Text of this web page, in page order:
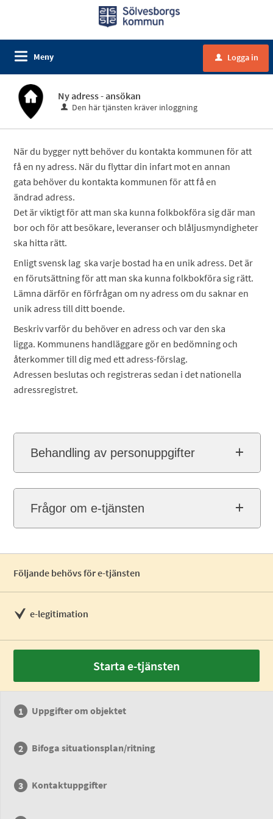
Meny u Logga in
Ny adress - ansökan
Den här tjänsten kräver inloggning
När du bygger nytt behöver du kontakta kommunen för att
få en ny adress. När du flyttar din infart mot en annan
gata behöver du kontakta kommunen för att få en
ändrad adress.
Det är viktigt för att man ska kunna folkbokföra sig där man
bor och för att besökare, leveranser och blåljusmyndigheter
ska hitta rätt.
Enligt svensk lag ska varje bostad ha en unik adress. Det är
en förutsättning för att man ska kunna folkbokföra sig rätt.
Lämna därför en förfrågan om ny adress om du saknar en
unik adress till ditt boende.
Beskriv varför du behöver en adress och var den ska
ligga. Kommunens handläggare gör en bedömning och
återkommer till dig med ett adress-förslag.
Adressen beslutas och registreras sedan i det nationella
adressregistret.
Behandling av personuppgifter
Frågor om e-tjänsten
Följande behövs för e-tjänsten
e-legitimation
Starta e-tjänsten
Uppgifter om objektet
Bifoga situationsplan/ritning
Kontaktuppgifter